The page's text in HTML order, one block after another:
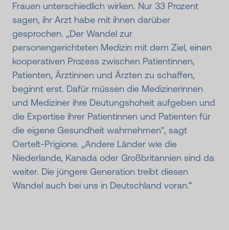
Frauen unterschiedlich wirken. Nur 33 Prozent
sagen, ihr Arzt habe mit ihnen darüber
gesprochen. „Der Wandel zur
personengerichteten Medizin mit dem Ziel, einen
kooperativen Prozess zwischen Patientinnen,
Patienten, Ärztinnen und Ärzten zu schaffen,
beginnt erst. Dafür müssen die Medizinerinnen
und Mediziner ihre Deutungshoheit aufgeben und
die Expertise ihrer Patientinnen und Patienten für
die eigene Gesundheit wahrnehmen“, sagt
Oertelt-Prigione. „Andere Länder wie die
Niederlande, Kanada oder Großbritannien sind da
weiter. Die jüngere Generation treibt diesen
Wandel auch bei uns in Deutschland voran.“